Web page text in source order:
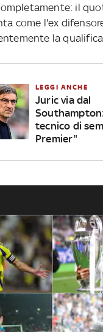
il
come l'ex
la
LEGGI ANCHE
Juric via dal
tecnico di
Premier"